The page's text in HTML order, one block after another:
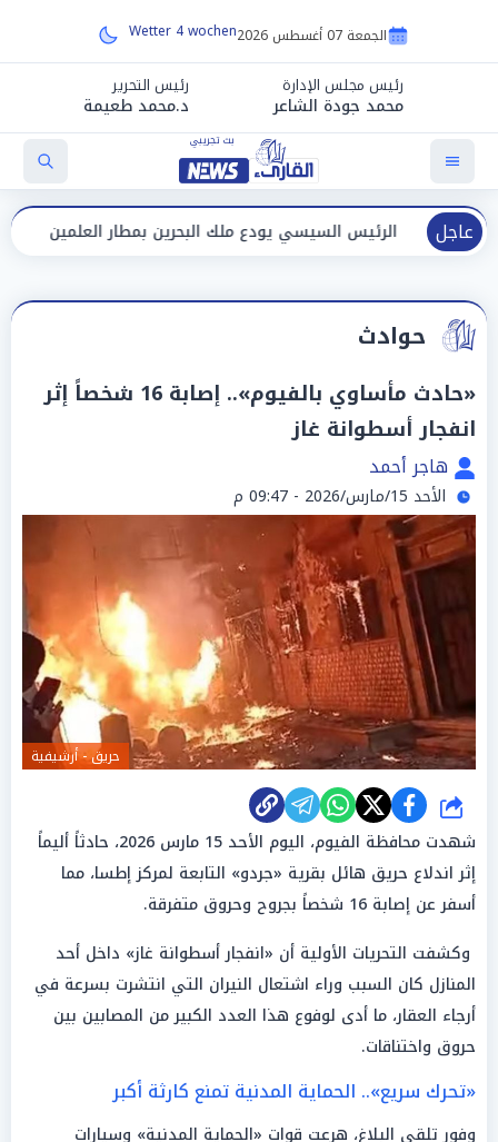
الجمعة 07 أغسطس 2026 More forecasts: Wetter 4 wochen
رئيس مجلس الإدارة
محمد جودة الشاعر
رئيس التحرير
د.محمد طعيمة
عاجل
الرئيس السيسي يودع ملك البحرين بمطار العلمين بعد انتهاء زيارته
حوادث
«حادث مأساوي بالفيوم».. إصابة 16 شخصاً إثر
انفجار أسطوانة غاز
هاجر أحمد
الأحد 15/مارس/2026 - 09:47 م
حريق - أرشيفية
شارك
شهدت محافظة الفيوم، اليوم الأحد 15 مارس 2026، حادثاً أليماً
إثر اندلاع حريق هائل بقرية «جردو» التابعة لمركز إطسا، مما
أسفر عن إصابة 16 شخصاً بجروح وحروق متفرقة.
وكشفت التحريات الأولية أن «انفجار أسطوانة غاز» داخل أحد
المنازل كان السبب وراء اشتعال النيران التي انتشرت بسرعة في
أرجاء العقار، ما أدى لوفوع هذا العدد الكبير من المصابين بين
حروق واختناقات.
«تحرك سريع».. الحماية المدنية تمنع كارثة أكبر
وفور تلقي البلاغ، هرعت قوات «الحماية المدنية» وسيارات